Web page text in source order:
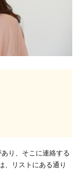
あり、そこに連絡する
、リストにある通り